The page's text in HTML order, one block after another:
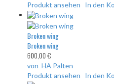
Produkt ansehen
In den
Broken wing
Broken wing
600,00 €
von HA Palten
Produkt ansehen
In den